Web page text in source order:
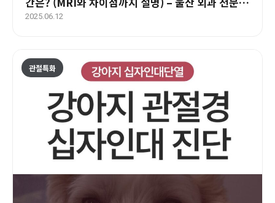
에스동물병원
2025.06.12
관절특화